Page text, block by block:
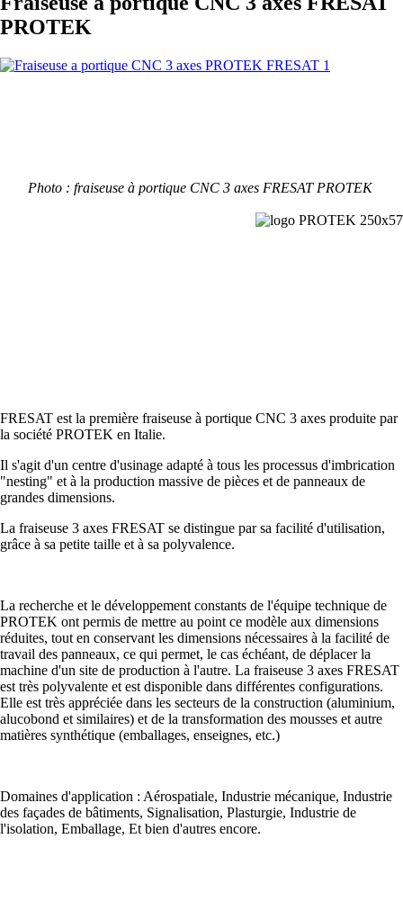
PROTEK
Photo : fraiseuse à portique CNC 3 axes FRESAT PROTEK
FRESAT est la première fraiseuse à portique CNC 3 axes produite par
la société PROTEK en Italie.
Il s'agit d'un centre d'usinage adapté à tous les processus d'imbrication
"nesting" et à la production massive de pièces et de panneaux de
grandes dimensions.
La fraiseuse 3 axes FRESAT se distingue par sa facilité d'utilisation,
grâce à sa petite taille et à sa polyvalence.
La recherche et le développement constants de l'équipe technique de
PROTEK ont permis de mettre au point ce modèle aux dimensions
réduites, tout en conservant les dimensions nécessaires à la facilité de
travail des panneaux, ce qui permet, le cas échéant, de déplacer la
machine d'un site de production à l'autre. La fraiseuse 3 axes FRESAT
est très polyvalente et est disponible dans différentes configurations.
Elle est très appréciée dans les secteurs de la construction (aluminium,
alucobond et similaires) et de la transformation des mousses et autre
matières synthétique (emballages, enseignes, etc.)
Domaines d'application : Aérospatiale, Industrie mécanique, Industrie
des façades de bâtiments, Signalisation, Plasturgie, Industrie de
l'isolation, Emballage, Et bien d'autres encore.